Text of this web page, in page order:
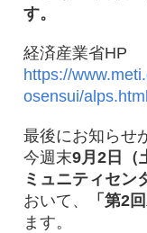
す。
経済産業省HP
https://
osensui/alps.html
最後にお知らせ
今週末9月2日（
ミュニティセン
おいて、
「第2
ます。